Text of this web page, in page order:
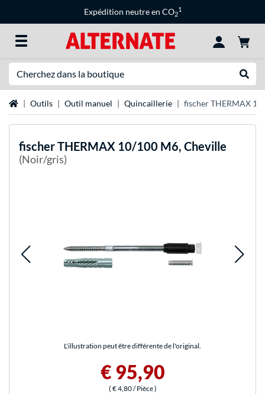
Expédition neutre en CO2
1
Page d'accueil
Outils Outil manuel Quincaillerie fischer THERMAX
fischerTHERMAX 10/100 M6, Cheville
(Noir/gris)
L'illustration peut être différente de l'original.
€ 95,90
( € 4,80/ Pièce)